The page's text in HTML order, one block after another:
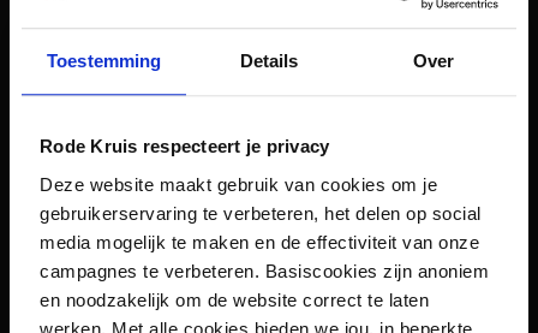
Toestemming Details Over
Rode Kruis respecteert je privacy
Deze website maakt gebruik van cookies om je
gebruikerservaring te verbeteren, het delen op social
media mogelijk te maken en de effectiviteit van onze
campagnes te verbeteren. Basiscookies zijn anoniem
en noodzakelijk om de website correct te laten
werken. Met alle cookies bieden we jou, in beperkte
Achternaam
E-mailadres
Vakgebied
0 geselecteerd